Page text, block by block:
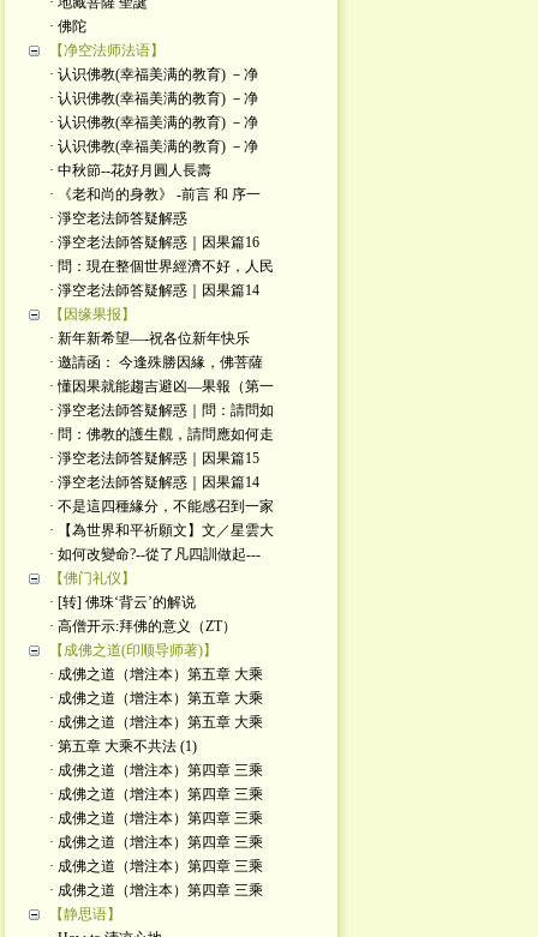
· 佛陀
【净空法师法语】
· 认识佛教(幸福美满的教育) －净
· 认识佛教(幸福美满的教育) －净
· 认识佛教(幸福美满的教育) －净
· 认识佛教(幸福美满的教育) －净
· 中秋節--花好月圓人長壽
· 《老和尚的身教》 -前言 和 序一
· 淨空老法師答疑解惑
· 淨空老法師答疑解惑｜因果篇16
· 問：現在整個世界經濟不好，人民
· 淨空老法師答疑解惑｜因果篇14
【因缘果报】
· 新年新希望—-祝各位新年快乐
· 邀請函： 今逢殊勝因緣，佛菩薩
· 懂因果就能趨吉避凶—果報（第一
· 淨空老法師答疑解惑｜問：請問如
· 問：佛教的護生觀，請問應如何走
· 淨空老法師答疑解惑｜因果篇15
· 淨空老法師答疑解惑｜因果篇14
· 不是這四種緣分，不能感召到一家
· 【為世界和平祈願文】文／星雲大
· 如何改變命?--從了凡四訓做起---
【佛门礼仪】
· [转] 佛珠‘背云’的解说
· 高僧开示:拜佛的意义（ZT）
【成佛之道(印顺导师著)】
· 成佛之道（增注本）第五章 大乘
· 成佛之道（增注本）第五章 大乘
· 成佛之道（增注本）第五章 大乘
· 第五章 大乘不共法 (1)
· 成佛之道（增注本）第四章 三乘
· 成佛之道（增注本）第四章 三乘
· 成佛之道（增注本）第四章 三乘
· 成佛之道（增注本）第四章 三乘
· 成佛之道（增注本）第四章 三乘
· 成佛之道（增注本）第四章 三乘
【静思语】